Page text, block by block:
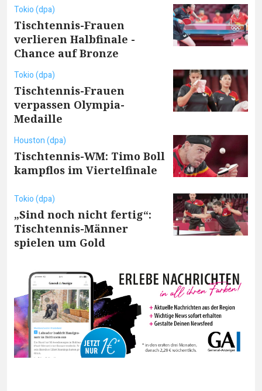
Tokio (dpa)
Tischtennis-Frauen
verlieren Halbfinale -
Chance auf Bronze
Tokio (dpa)
Tischtennis-Frauen
verpassen Olympia-
Medaille
Houston (dpa)
Tischtennis-WM: Timo Boll
kampflos im Viertelfinale
Tokio (dpa)
„Sind noch nicht fertig“:
Tischtennis-Männer
spielen um Gold